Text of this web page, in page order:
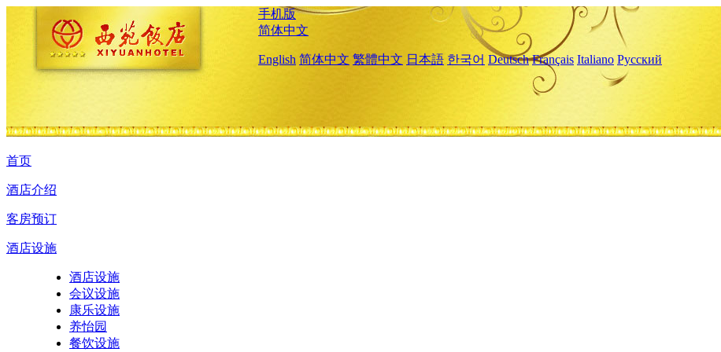
手机版
简体中文
English 简体中文 繁體中文 日本語 한국어 Deutsch Français Italiano Русский
首页
酒店介绍
客房预订
酒店设施
酒店设施
会议设施
康乐设施
养怡园
餐饮设施